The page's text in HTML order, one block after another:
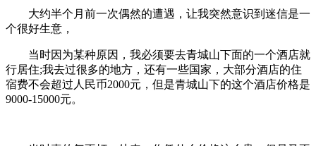
大约半个月前一次偶然的遭遇，让我突然意识到迷信是一
个很好生意，
当时因为某种原因，我必须要去青城山下面的一个酒店就
行居住;我去过很多的地方，还有一些国家，大部分酒店的住
宿费不会超过人民币2000元，但是青城山下的这个酒店价格是
9000-15000元。